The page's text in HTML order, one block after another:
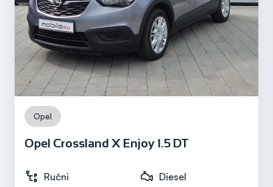
Opel
Opel Crossland X Enjoy 1.5 DT
Ručni
Diesel